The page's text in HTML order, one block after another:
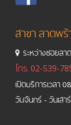
สาขา ลาดพร้
ระหว่างซอยล
โทร. 02-539-
เปิดบริการเวลา
วันจันทร์ - วันเสา